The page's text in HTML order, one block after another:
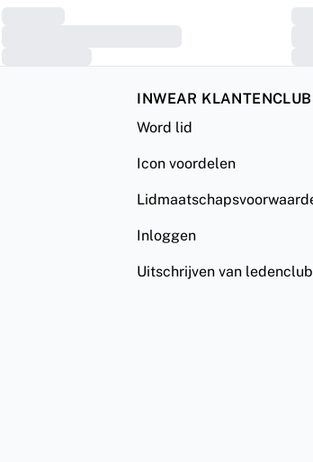
INWEAR KLANTENCLUB
Word lid
Icon voordelen
Inloggen
Uitschrijven van ledenclub